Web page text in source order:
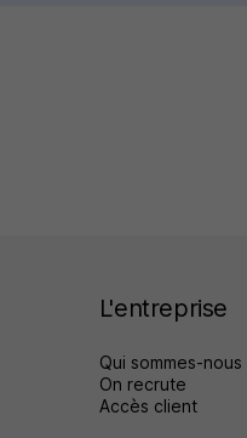
L'entreprise
Qui sommes-nous
On recrute
Accès client